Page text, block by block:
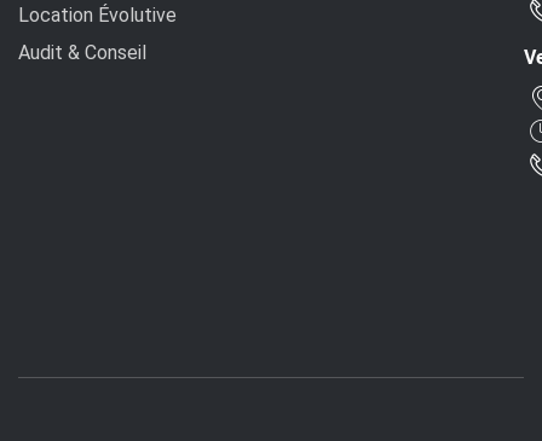
Location Évolutive
Audit & Conseil